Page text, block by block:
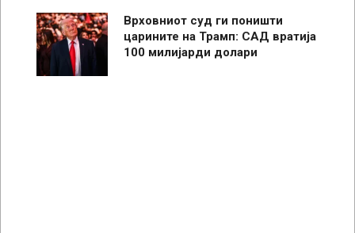
Врховниот суд ги поништи
царините на Трамп: САД вратија
100 милијарди долари